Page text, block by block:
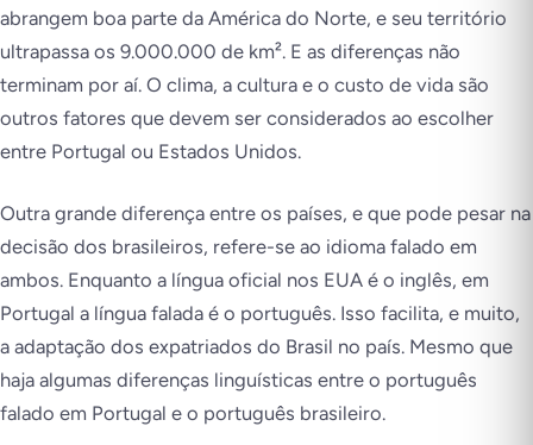
abrangem boa parte da América do Norte, e seu território
ultrapassa os 9.000.000 de km². E as diferenças não
terminam por aí. O clima, a cultura e o custo de vida são
outros fatores que devem ser considerados ao escolher
entre Portugal ou Estados Unidos.
Outra grande diferença entre os países, e que pode pesar na
decisão dos brasileiros, refere-se ao idioma falado em
ambos. Enquanto a língua oficial nos EUA é o inglês, em
Portugal a língua falada é o português. Isso facilita, e muito,
a adaptação dos expatriados do Brasil no país. Mesmo que
haja algumas diferenças linguísticas entre o português
falado em Portugal e o português brasileiro.